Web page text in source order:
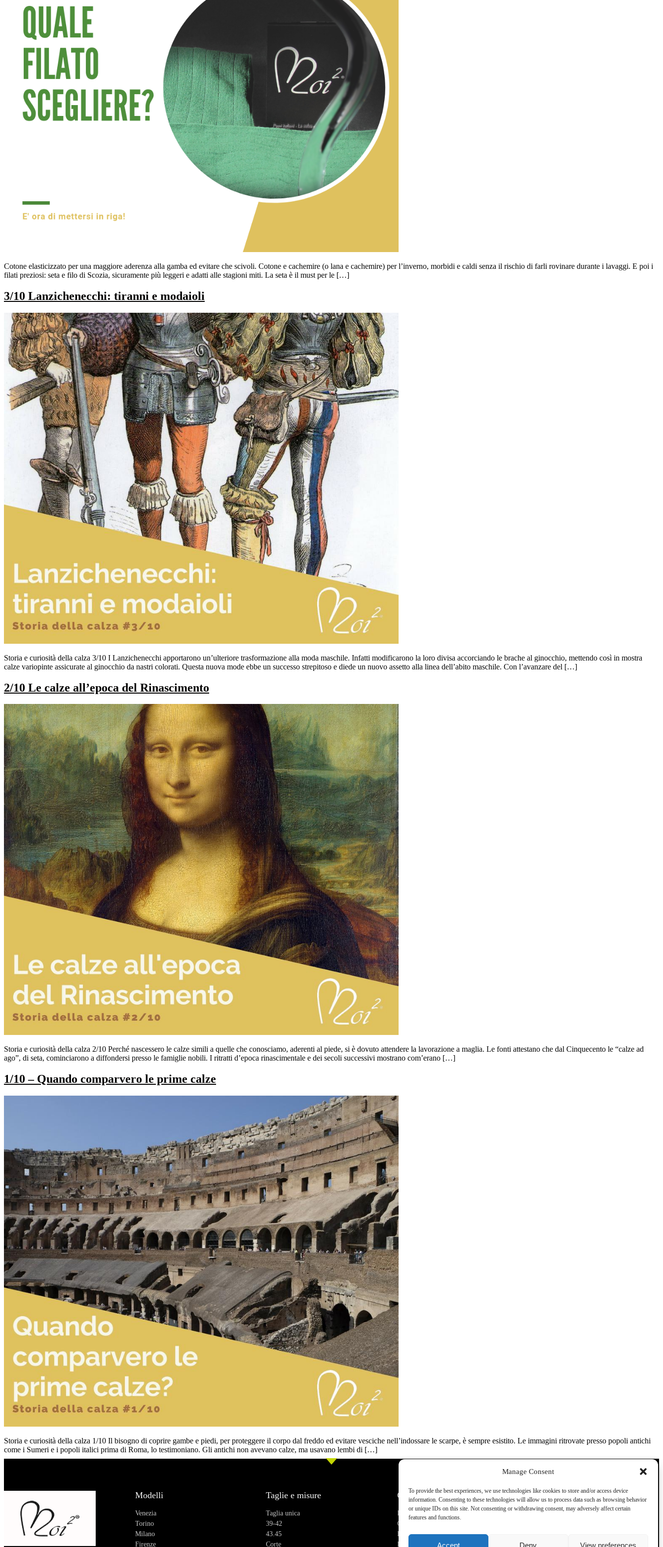
Manage Consent
To provide the best experiences, we use technologies like cookies to store and/or access device
information. Consenting to these technologies will allow us to process data such as browsing behavior
or unique IDs on this site. Not consenting or withdrawing consent, may adversely affect certain
features and functions.
Accept Deny View preferences
Cotone elasticizzato per una maggiore aderenza alla gamba ed evitare che scivoli. Cotone e cachemire (o lana e cachemire) per l’inverno, morbidi e caldi senza il rischio di farli rovinare durante i lavaggi. E poi i
filati preziosi: seta e filo di Scozia, sicuramente più leggeri e adatti alle stagioni miti. La seta è il must per le […]
3/10 Lanzichenecchi: tiranni e modaioli
Storia e curiosità della calza 3/10 I Lanzichenecchi apportarono un’ulteriore trasformazione alla moda maschile. Infatti modificarono la loro divisa accorciando le brache al ginocchio, mettendo così in mostra
calze variopinte assicurate al ginocchio da nastri colorati. Questa nuova mode ebbe un successo strepitoso e diede un nuovo assetto alla linea dell’abito maschile. Con l’avanzare del […]
2/10 Le calze all’epoca del Rinascimento
Storia e curiosità della calza 2/10 Perché nascessero le calze simili a quelle che conosciamo, aderenti al piede, si è dovuto attendere la lavorazione a maglia. Le fonti attestano che dal Cinquecento le “calze ad
ago”, di seta, cominciarono a diffondersi presso le famiglie nobili. I ritratti d’epoca rinascimentale e dei secoli successivi mostrano com’erano […]
1/10 – Quando comparvero le prime calze
Storia e curiosità della calza 1/10 Il bisogno di coprire gambe e piedi, per proteggere il corpo dal freddo ed evitare vesciche nell’indossare le scarpe, è sempre esistito. Le immagini ritrovate presso popoli antichi
come i Sumeri e i popoli italici prima di Roma, lo testimoniano. Gli antichi non avevano calze, ma usavano lembi di […]
Modelli
Venezia
Torino
Milano
Firenze
Taglie e misure
Taglia unica
39-42
43.45
Corte
Chi siamo
Recensioni
Chi siamo
Blog
Praticità
Dove ci trovi